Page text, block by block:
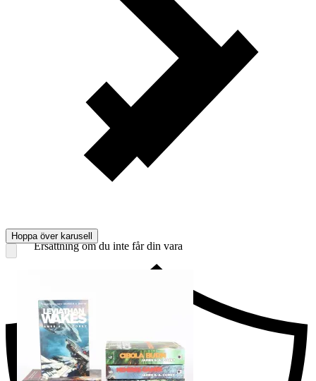
Ersättning om du inte får din vara
Hoppa över karusell